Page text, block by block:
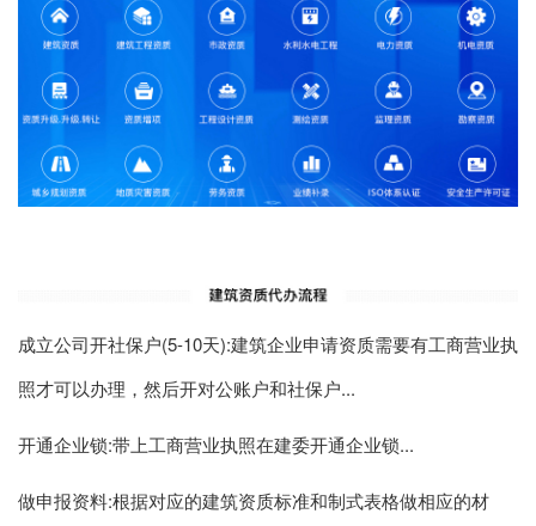
成立公司开社保户(5-10天):建筑企业申请资质需要有工商营业执
照才可以办理，然后开对公账户和社保户...
开通企业锁:带上工商营业执照在建委开通企业锁...
做申报资料:根据对应的建筑资质标准和制式表格做相应的材